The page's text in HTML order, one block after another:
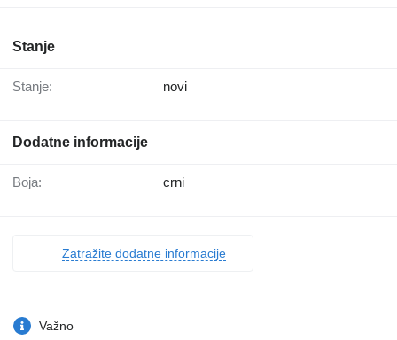
Stanje
Stanje: novi
Dodatne informacije
Boja: crni
Zatražite dodatne informacije
Važno